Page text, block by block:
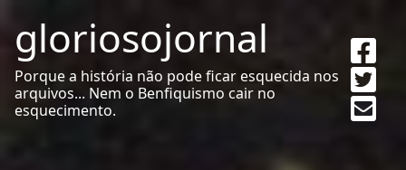
gloriosojornal
Porque a história não pode ficar esquecida nos
arquivos... Nem o Benfiquismo cair no
esquecimento.
on